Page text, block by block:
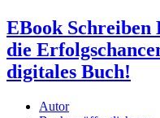
EBook
die
digitales Buch!
Autor